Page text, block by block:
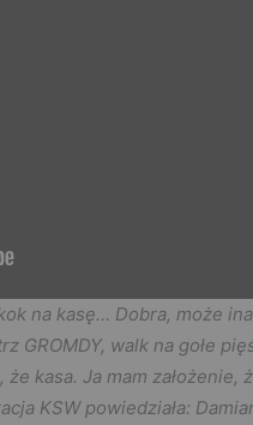
na kasę… Dobra, może
GROMDY, walk na gołe
kasa. Ja mam
KSW powiedziała: